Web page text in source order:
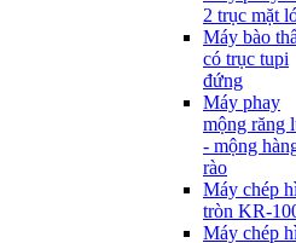
2 trục mặt
Máy bào
có trục tupi
đứng
Máy phay
mộng răng
- mộng
rào
Máy chép
tròn KR-
Máy chép